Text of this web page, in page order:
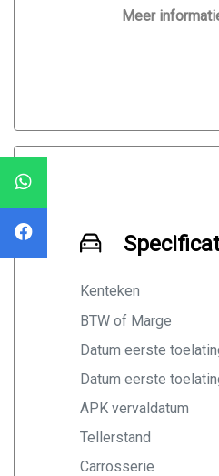
Vraag ons
Meer
Kenteken
BTW of Marge
Datum eerste
Datum eerste
APK vervaldatum
Tellerstand
Carrosserie